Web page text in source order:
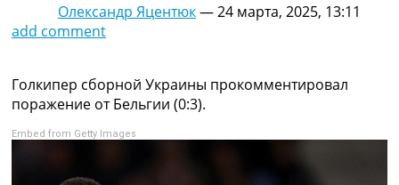
Все таблицы >>>
Рейтинги
Рейтинг клубов УЕФА
Рейтинг ФИФА
Олександр Яцентюк—24 марта, 2025, 13:11
add comment
Голкипер сборной Украины прокомментировал
поражение от Бельгии (0:3).
Embed from Getty Images